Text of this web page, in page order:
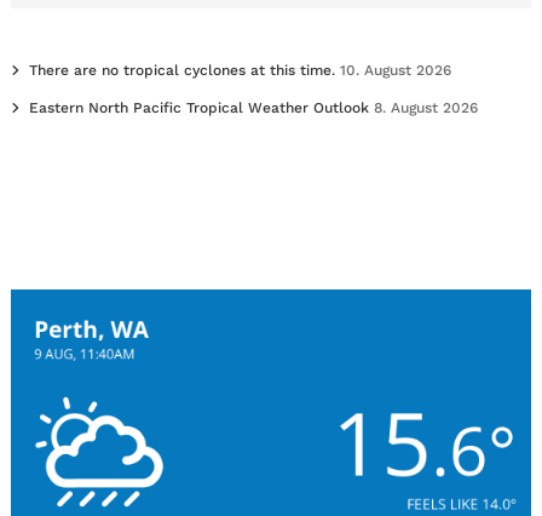
There are no tropical cyclones at this time. 10. August 2026
Eastern North Pacific Tropical Weather Outlook 8. August 2026